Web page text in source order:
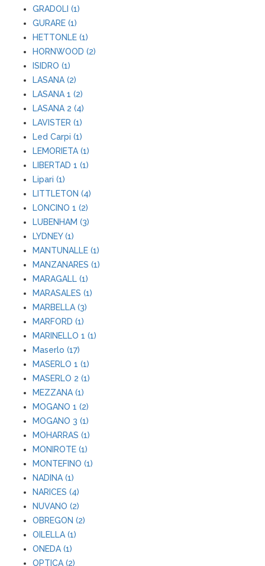
GRADOLI (1)
GURARE (1)
HETTONLE (1)
HORNWOOD (2)
ISIDRO (1)
LASANA (2)
LASANA 1 (2)
LASANA 2 (4)
LAVISTER (1)
Led Carpi (1)
LEMORIETA (1)
LIBERTAD 1 (1)
Lipari (1)
LITTLETON (4)
LONCINO 1 (2)
LUBENHAM (3)
LYDNEY (1)
MANTUNALLE (1)
MANZANARES (1)
MARAGALL (1)
MARASALES (1)
MARBELLA (3)
MARFORD (1)
MARINELLO 1 (1)
Maserlo (17)
MASERLO 1 (1)
MASERLO 2 (1)
MEZZANA (1)
MOGANO 1 (2)
MOGANO 3 (1)
MOHARRAS (1)
MONIROTE (1)
MONTEFINO (1)
NADINA (1)
NARICES (4)
NUVANO (2)
OBREGON (2)
OILELLA (1)
ONEDA (1)
OPTICA (2)